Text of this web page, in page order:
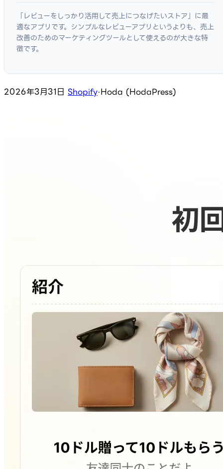
「レビューをしっかり活用して売上につなげたいストア」に最
適なアプリです。シンプルなレビューアプリというよりも、売上
改善のためのマーケティングツールとして使えるのが大きな特
徴です。
2026年3月31日 Shopify·Hoda (HodaPress)